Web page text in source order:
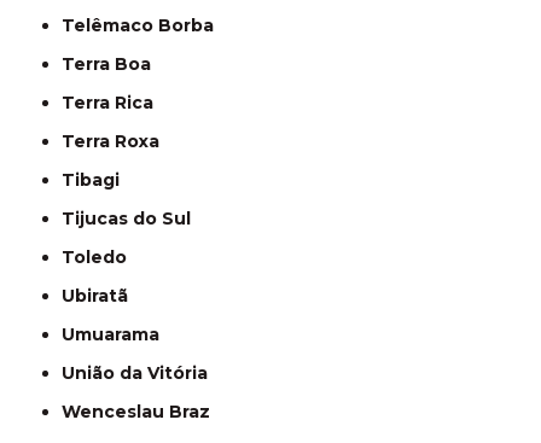
Telêmaco Borba
Terra Boa
Terra Rica
Terra Roxa
Tibagi
Tijucas do Sul
Toledo
Ubiratã
Umuarama
União da Vitória
Wenceslau Braz